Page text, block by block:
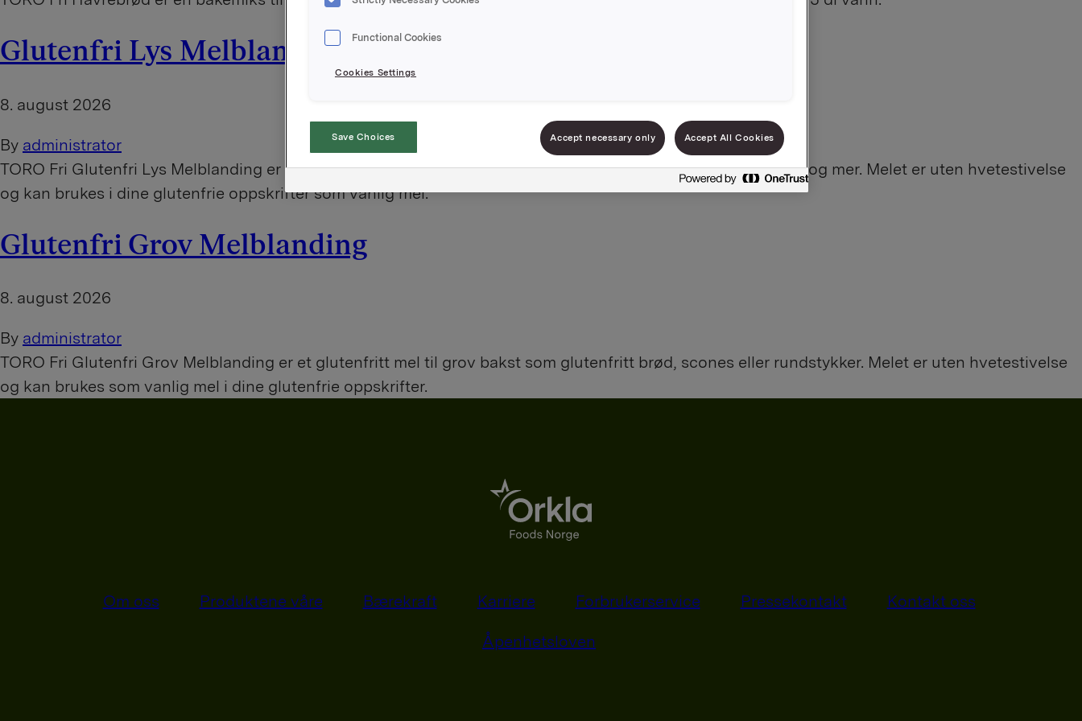
Glutenfri Lys Melblanding
8. august 2026
By administrator
TORO Fri Glutenfri Lys Melblanding er et glutenfritt mel til lys eller fin bakst som glutenfri pizza, loff, focaccia og mer. Melet er uten hvetestivelse
og kan brukes i dine glutenfrie oppskrifter som vanlig mel.
Glutenfri Grov Melblanding
8. august 2026
By administrator
TORO Fri Glutenfri Grov Melblanding er et glutenfritt mel til grov bakst som glutenfritt brød, scones eller rundstykker. Melet er uten hvetestivelse
og kan brukes som vanlig mel i dine glutenfrie oppskrifter.
Om oss Produktene våre Bærekraft Karriere Forbrukerservice Pressekontakt Kontakt oss
Åpenhetsloven
Functional Cookies
Cookies Settings
Save Choices Accept necessary only Accept All Cookies